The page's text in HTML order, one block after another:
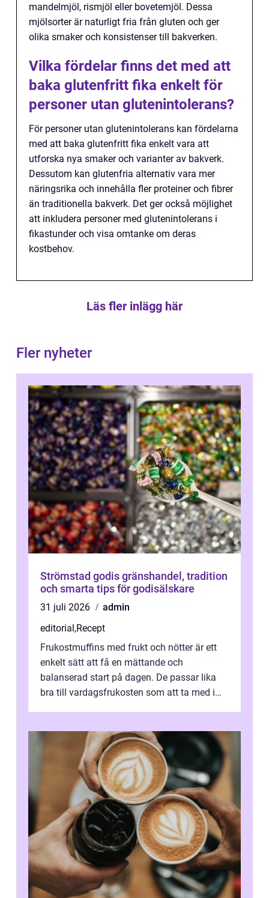
mandelmjöl, rismjöl eller bovetemjöl. Dessa
mjölsorter är naturligt fria från gluten och ger
olika smaker och konsistenser till bakverken.
Vilka fördelar finns det med att
baka glutenfritt fika enkelt för
personer utan glutenintolerans?
För personer utan glutenintolerans kan fördelarna
med att baka glutenfritt fika enkelt vara att
utforska nya smaker och varianter av bakverk.
Dessutom kan glutenfria alternativ vara mer
näringsrika och innehålla fler proteiner och fibrer
än traditionella bakverk. Det ger också möjlighet
att inkludera personer med glutenintolerans i
fikastunder och visa omtanke om deras
kostbehov.
Läs fler inlägg här
Fler nyheter
Strömstad godis gränshandel, tradition
och smarta tips för godisälskare
31 juli 2026
admin
editorial,Recept
Frukostmuffins med frukt och nötter är ett
enkelt sätt att få en mättande och
balanserad start på dagen. De passar lika
bra till vardagsfrukosten som att ta med i